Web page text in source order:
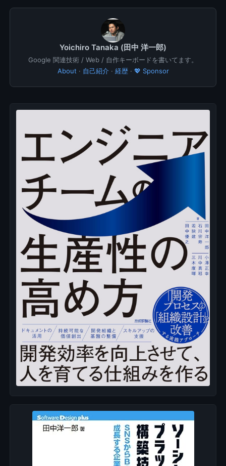
Yoichiro Tanaka (田中 洋一郎)
Google 関連技術 / Web / 自作キーボードを書いてます。
About · 自己紹介· 経歴· 💖 Sponsor